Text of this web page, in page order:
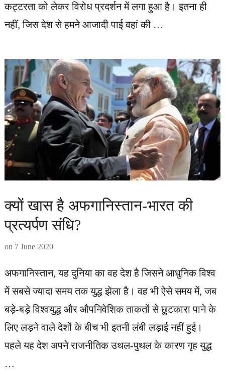
कट्टरता को लेकर विरोध प्रदर्शन में लगा हुआ है। इतना ही
नहीं, जिस देश से हमने आजादी पाई वहां की …
क्यों खास है अफगानिस्तान-भारत की
प्रत्यर्पण संधि?
on 7 June 2020
अफगानिस्तान, यह दुनिया का वह देश है जिसने आधुनिक विश्व
में सबसे ज्यादा समय तक युद्ध झेला है। वह भी ऐसे समय में, जब
बड़े-बड़े विश्वयुद्ध और औपनिवेशिक ताकतों से छुटकारा पाने के
लिए लड़ने वाले देशों के बीच भी इतनी लंबी लड़ाई नहीं हुई।
पहले यह देश अपने राजनीतिक उथल-पुथल के कारण गृह युद्ध
…